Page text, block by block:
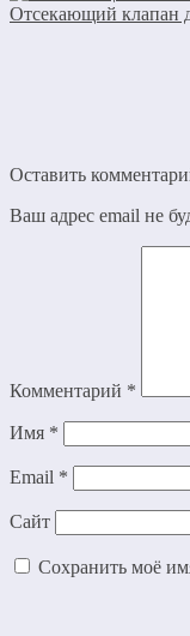
Отсекающий клапан
Оставить
Ваш адрес email не
Комментарий *
Имя *
Email *
Сайт
Сохранить моё